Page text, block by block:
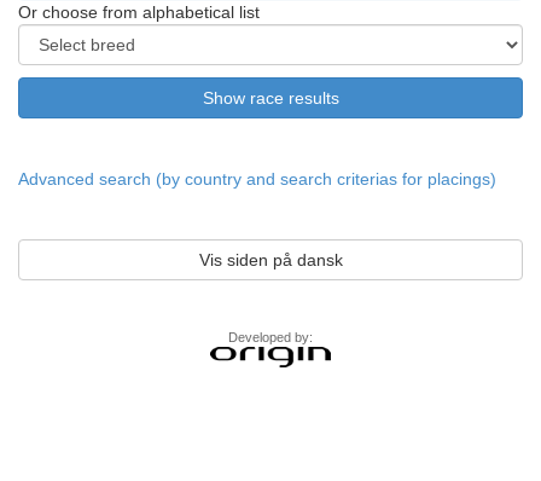
Or choose from alphabetical list
Advanced search (by country and search criterias for placings)
Vis siden på dansk
Developed by: